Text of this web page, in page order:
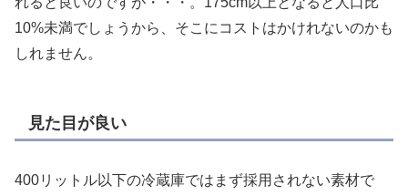
10%未満でしょうから、そこにコストはかけれないのかも
しれません。
見た目が良い
400リットル以下の冷蔵庫ではまず採用されない素材で